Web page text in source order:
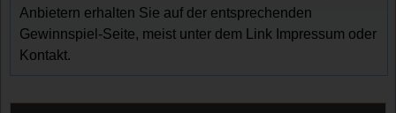
Anbietern erhalten Sie auf der entsprechenden
Gewinnspiel-Seite, meist unter dem Link Impressum oder
Kontakt.